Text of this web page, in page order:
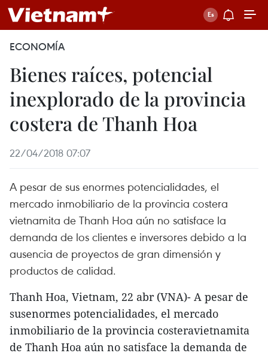
ECONOMÍA
Bienes raíces, potencial
inexplorado de la provincia
costera de Thanh Hoa
22/04/2018 07:07
A pesar de sus enormes potencialidades, el
mercado inmobiliario de la provincia costera
vietnamita de Thanh Hoa aún no satisface la
demanda de los clientes e inversores debido a la
ausencia de proyectos de gran dimensión y
productos de calidad.
Thanh Hoa, Vietnam, 22 abr (VNA)- A pesar de
susenormes potencialidades, el mercado
inmobiliario de la provincia costeravietnamita
de Thanh Hoa aún no satisface la demanda de